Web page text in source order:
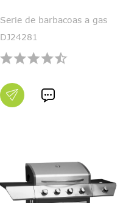
Serie de barbacoas a gas
DJ24281
